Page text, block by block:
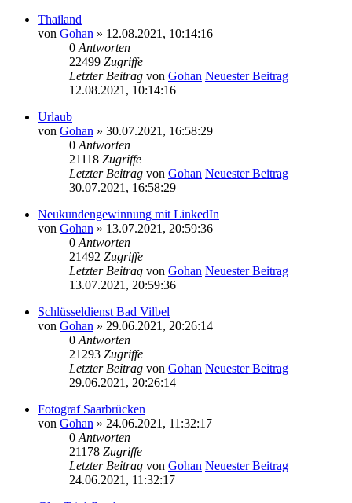
Thailand
von Gohan » 12.08.2021, 10:14:16
0 Antworten
22499 Zugriffe
Letzter Beitrag von Gohan Neuester Beitrag
12.08.2021, 10:14:16
Urlaub
von Gohan » 30.07.2021, 16:58:29
0 Antworten
21118 Zugriffe
Letzter Beitrag von Gohan Neuester Beitrag
30.07.2021, 16:58:29
Neukundengewinnung mit LinkedIn
von Gohan » 13.07.2021, 20:59:36
0 Antworten
21492 Zugriffe
Letzter Beitrag von Gohan Neuester Beitrag
13.07.2021, 20:59:36
Schlüsseldienst Bad Vilbel
von Gohan » 29.06.2021, 20:26:14
0 Antworten
21293 Zugriffe
Letzter Beitrag von Gohan Neuester Beitrag
29.06.2021, 20:26:14
Fotograf Saarbrücken
von Gohan » 24.06.2021, 11:32:17
0 Antworten
21178 Zugriffe
Letzter Beitrag von Gohan Neuester Beitrag
24.06.2021, 11:32:17